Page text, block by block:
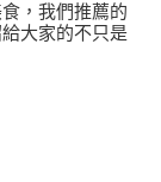
，我們推薦的
大家的不只是